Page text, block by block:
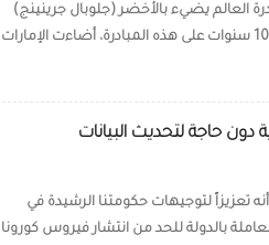
العالم يضيء بالأخضر (جلوبال جرينينج)
التي أطلقتها هيئة السياحة الأيرلندية، وبمناسبة مرور 10 سنوات على هذه المبادرة، أضاءت الإمارات
حاجة لتحديث البيانات
تعزيزاً لتوجيهات حكومتنا الرشيدة في
بالدولة للحد من انتشار فيروس كورونا